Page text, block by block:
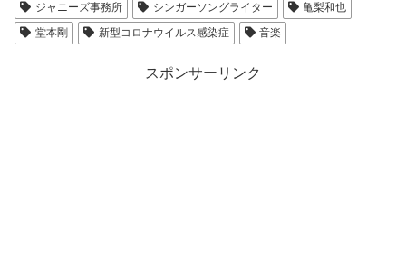
ジャニーズ事務所
シンガーソングライター
亀梨和也
堂本剛
新型コロナウイルス感染症 音楽
スポンサーリンク